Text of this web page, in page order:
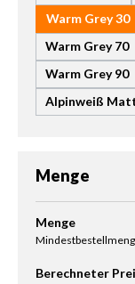
Warm Grey 30
Warm Grey 70
Warm Grey 90
Alpinweiß
Menge
Produkt Anzahl:
Menge
Berechneter